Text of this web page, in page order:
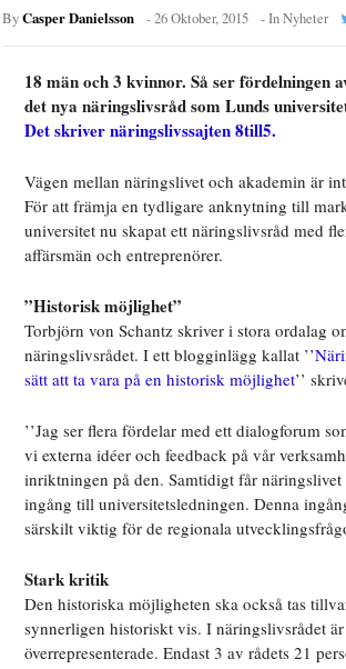
ByCasper Danielsson -26 Oktober, 2015 - InNyheter
18 män och 3 kvinnor. Så ser fördelningen
det nya näringslivsråd som Lunds
Det skriver näringslivssajten 8till5.
Vägen mellan näringslivet och akademin är
För att främja en tydligare anknytning till
universitet nu skapat ett näringslivsråd med
affärsmän och entreprenörer.
”Historisk möjlighet”
Torbjörn von Schantz skriver i stora ordalag
näringslivsrådet. I ett blogginlägg kallat ’’
sätt att ta vara på en historisk möjlighet’’
’’Jag ser flera fördelar med ett dialogforum
vi externa idéer och feedback på vår
inriktningen på den. Samtidigt får
ingång till universitetsledningen. Denna
särskilt viktig för de regionala
Stark kritik
Den historiska möjligheten ska också tas
synnerligen historiskt vis. I näringslivsrådet
överrepresenterade. Endast 3 av rådets 21